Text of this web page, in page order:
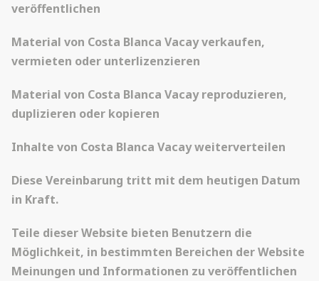
veröffentlichen
Material von Costa Blanca Vacay verkaufen,
vermieten oder unterlizenzieren
Material von Costa Blanca Vacay reproduzieren,
duplizieren oder kopieren
Inhalte von Costa Blanca Vacay weiterverteilen
Diese Vereinbarung tritt mit dem heutigen Datum
in Kraft.
Teile dieser Website bieten Benutzern die
Möglichkeit, in bestimmten Bereichen der Website
Meinungen und Informationen zu veröffentlichen